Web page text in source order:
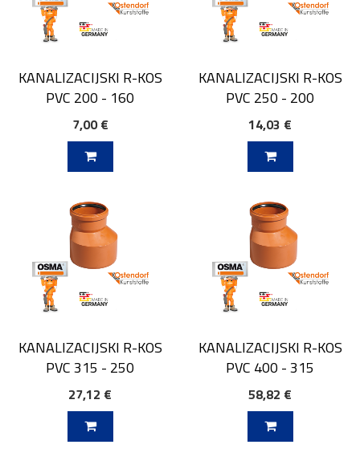
KANALIZACIJSKI R-KOS
PVC 200 - 160
7,00 €
KANALIZACIJSKI R-KOS
PVC 250 - 200
14,03 €
KANALIZACIJSKI R-KOS
PVC 315 - 250
27,12 €
KANALIZACIJSKI R-KOS
PVC 400 - 315
58,82 €